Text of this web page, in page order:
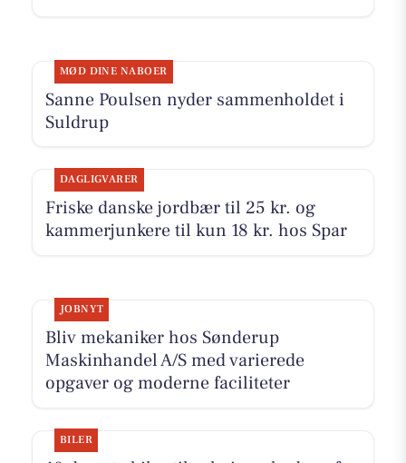
MØD DINE NABOER
Sanne Poulsen nyder sammenholdet i
Suldrup
DAGLIGVARER
Friske danske jordbær til 25 kr. og
kammerjunkere til kun 18 kr. hos Spar
JOBNYT
Bliv mekaniker hos Sønderup
Maskinhandel A/S med varierede
opgaver og moderne faciliteter
BILER